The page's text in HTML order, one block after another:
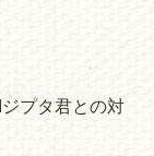
プタ君との対